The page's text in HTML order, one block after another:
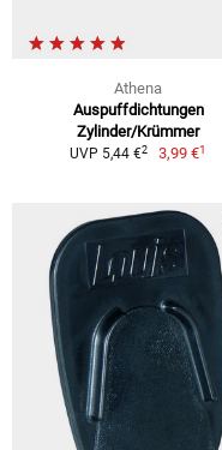
Athena
Auspuffdichtungen
Zylinder/Krümmer
UVP 5,44 €2 3,99 €1